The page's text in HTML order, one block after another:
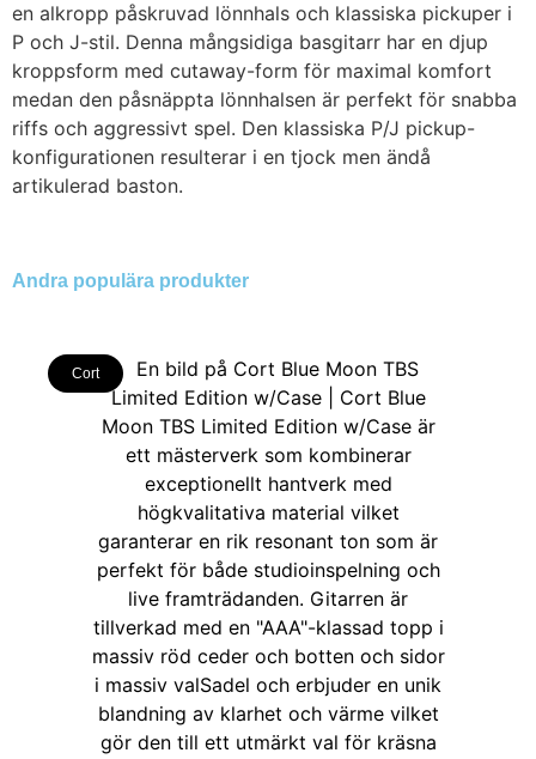
en alkropp påskruvad lönnhals och klassiska pickuper i
P och J-stil. Denna mångsidiga basgitarr har en djup
kroppsform med cutaway-form för maximal komfort
medan den påsnäppta lönnhalsen är perfekt för snabba
riffs och aggressivt spel. Den klassiska P/J pickup-
konfigurationen resulterar i en tjock men ändå
artikulerad baston.
Andra populära produkter
Cort